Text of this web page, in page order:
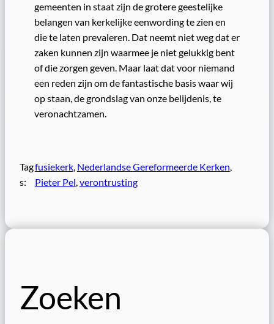
gemeenten in staat zijn de grotere geestelijke
belangen van kerkelijke eenwording te zien en
die te laten prevaleren. Dat neemt niet weg dat er
zaken kunnen zijn waarmee je niet gelukkig bent
of die zorgen geven. Maar laat dat voor niemand
een reden zijn om de fantastische basis waar wij
op staan, de grondslag van onze belijdenis, te
veronachtzamen.
Tag
s:
fusiekerk, Nederlandse Gereformeerde Kerken
Pieter Pel verontrusting
Zoeken